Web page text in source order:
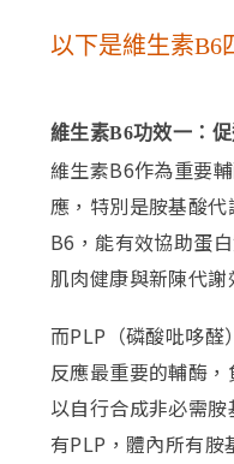
以下是維生素B6
維生素B6功效一：
維生素B6作為重要
應，特別是胺基酸
B6，能有效協助蛋
肌肉健康與新陳代謝
而PLP（磷酸吡哆醛
反應最重要的輔酶
以自行合成非必需
有PLP，體內所有胺